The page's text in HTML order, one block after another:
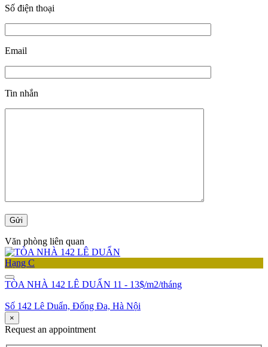
Số điện thoại
Email
Tin nhắn
Văn phòng liên quan
Hạng C
TÒA NHÀ 142 LÊ DUẨN 11 - 13$/m2/tháng
Số 142 Lê Duẩn, Đống Đa, Hà Nội
×
Request an appointment